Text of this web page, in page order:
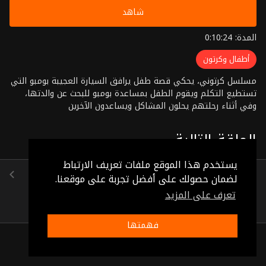
يستخدم هذا الموقع ملفات تعريف الارتباط
لضمان حصولك على أفضل تجربة على موقعنا.
تعرف على المزيد
فهمتها
شاهد
المدة: 0:10:24
أطفال وكرتون
مسلسل كرتوني، يحكي قصة طفل يرافق السيارة العجيبة بومبو التي
تستطيع التكلم ويقوم الطفل بمساعدة بومبو للبحث عن والدتها،
وفي أثناء رحلتهم يحلون المشاكل ويساعدون الآخرين
الحلقة التالية
الحلقة 19
(0:10:24)